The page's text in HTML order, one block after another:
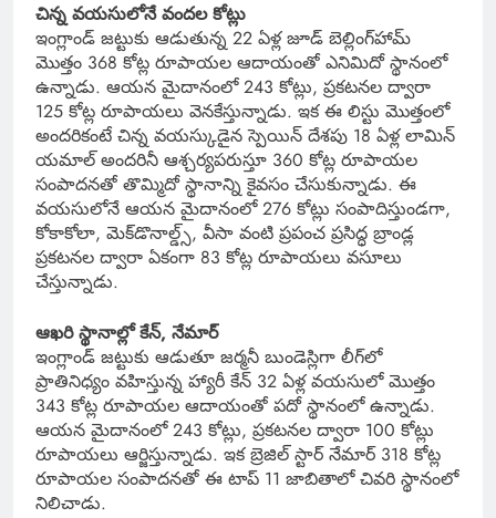
చిన్న వయసులోనే వందల కోట్లు
ఇంగ్లాండ్ జట్టుకు ఆడుతున్న 22 ఏళ్ల జూడ్ బెల్లింగ్‌హామ్
మొత్తం 368 కోట్ల రూపాయల ఆదాయంతో ఎనిమిదో స్థానంలో
ఉన్నాడు. ఆయన మైదానంలో 243 కోట్లు, ప్రకటనల ద్వారా
125 కోట్ల రూపాయలు వెనకేస్తున్నాడు. ఇక ఈ లిస్టు మొత్తంలో
అందరికంటే చిన్న వయస్కుడైన స్పెయిన్ దేశపు 18 ఏళ్ల లామిన్
యమాల్ అందరినీ ఆశ్చర్యపరుస్తూ 360 కోట్ల రూపాయల
సంపాదనతో తొమ్మిదో స్థానాన్ని కైవసం చేసుకున్నాడు. ఈ
వయసులోనే ఆయన మైదానంలో 276 కోట్లు సంపాదిస్తుండగా,
కోకాకోలా, మెక్‌డొనాల్డ్స్, వీసా వంటి ప్రపంచ ప్రసిద్ధ బ్రాండ్ల
ప్రకటనల ద్వారా ఏకంగా 83 కోట్ల రూపాయలు వసూలు
చేస్తున్నాడు.
ఆఖరి స్థానాల్లో కేన్, నేమార్
ఇంగ్లాండ్ జట్టుకు ఆడుతూ జర్మనీ బుండెస్లిగా లీగ్‌లో
ప్రాతినిధ్యం వహిస్తున్న హ్యారీ కేన్ 32 ఏళ్ల వయసులో మొత్తం
343 కోట్ల రూపాయల ఆదాయంతో పదో స్థానంలో ఉన్నాడు.
ఆయన మైదానంలో 243 కోట్లు, ప్రకటనల ద్వారా 100 కోట్లు
రూపాయలు ఆర్జిస్తున్నాడు. ఇక బ్రెజిల్ స్టార్ నేమార్ 318 కోట్ల
రూపాయల సంపాదనతో ఈ టాప్ 11 జాబితాలో చివరి స్థానంలో
నిలిచాడు.